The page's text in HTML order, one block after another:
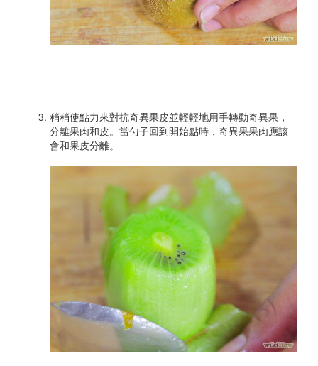
稍稍使點力來對抗奇異果皮並輕輕地用手轉動奇異果，
分離果肉和皮。當勺子回到開始點時，奇異果果肉應該
會和果皮分離。